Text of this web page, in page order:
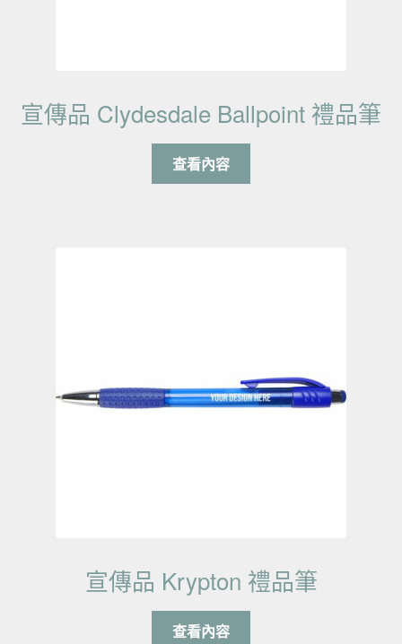
宣傳品 Clydesdale Ballpoint 禮品筆
查看內容
宣傳品 Krypton 禮品筆
查看內容